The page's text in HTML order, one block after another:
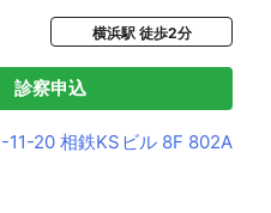
横浜駅 徒歩2分
診察申込
11-20 相鉄KSビル 8F 802A